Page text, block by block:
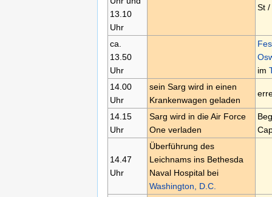
13.10
Uhr
St /
ca.
13.50
Uhr
im
14.00
Uhr
sein Sarg wird in einen
Krankenwagen geladen
14.15
Uhr
Sarg wird in die Air Force
One verladen
14.47
Uhr
Überführung des
Leichnams ins Bethesda
Naval Hospital bei
Washington, D.C.